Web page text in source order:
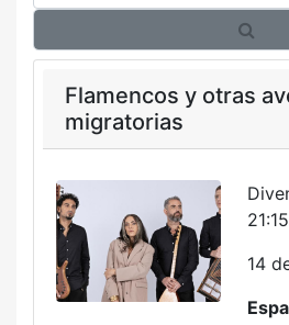
Flamencos y otras
migratorias
21:15
14